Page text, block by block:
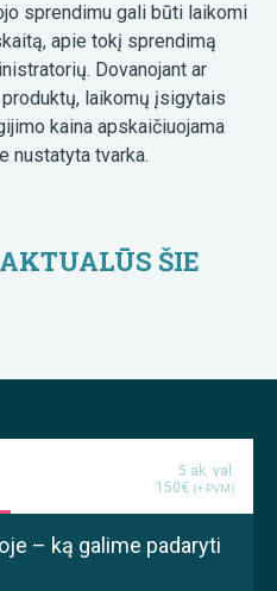
sprendimu gali būti laikomi
apie tokį sprendimą
Dovanojant ar
laikomų įsigytais
kaina apskaičiuojama
nustatyta tvarka.
ŠIE
5 ak. val.
150€ (+ PVM)
– ką galime padaryti